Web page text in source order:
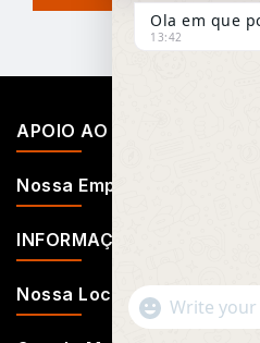
APOIO AO CLIENTE
Nossa Empresa
INFORMAÇÕES
Nossa Localização
Ola em que
13:42
WhatsApp